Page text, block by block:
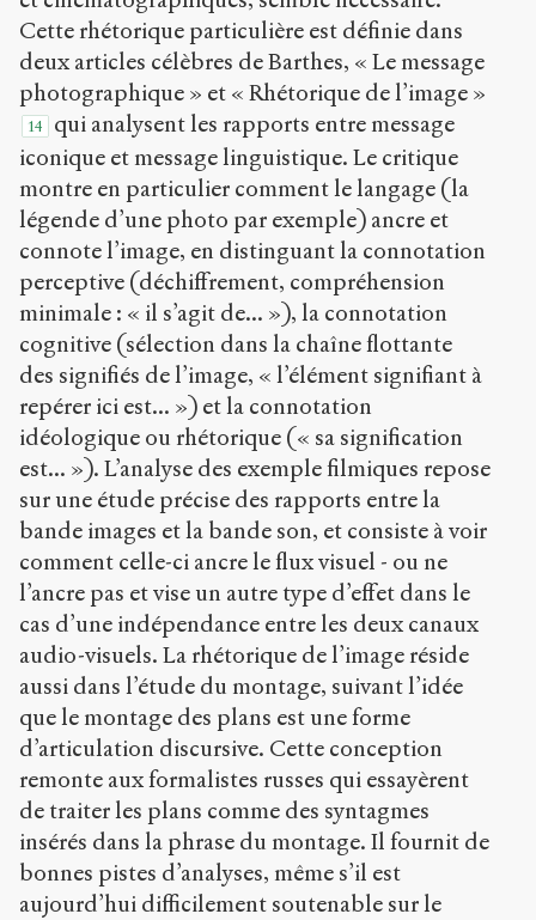
Cette rhétorique particulière est définie dans
deux articles célèbres de Barthes, « Le message
photographique » et « Rhétorique de l’image »
14
qui analysent les rapports entre message
iconique et message linguistique. Le critique
montre en particulier comment le langage (la
légende d’une photo par exemple) ancre et
connote l’image, en distinguant la connotation
perceptive (déchiffrement, compréhension
minimale : « il s’agit de... »), la connotation
cognitive (sélection dans la chaîne flottante
des signifiés de l’image, « l’élément signifiant à
repérer ici est... ») et la connotation
idéologique ou rhétorique (« sa signification
est... »). L’analyse des exemple filmiques repose
sur une étude précise des rapports entre la
bande images et la bande son, et consiste à voir
comment celle-ci ancre le flux visuel - ou ne
l’ancre pas et vise un autre type d’effet dans le
cas d’une indépendance entre les deux canaux
audio-visuels. La rhétorique de l’image réside
aussi dans l’étude du montage, suivant l’idée
que le montage des plans est une forme
d’articulation discursive. Cette conception
remonte aux formalistes russes qui essayèrent
de traiter les plans comme des syntagmes
insérés dans la phrase du montage. Il fournit de
bonnes pistes d’analyses, même s’il est
aujourd’hui difficilement soutenable sur le